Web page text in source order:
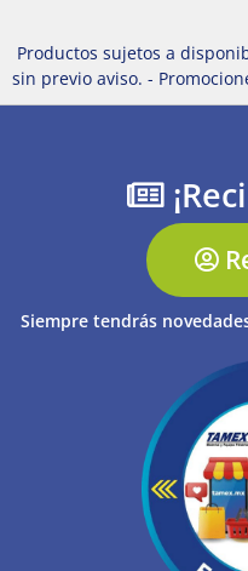
Productos sujetos a
sin previo aviso. -
Siempre tendrás